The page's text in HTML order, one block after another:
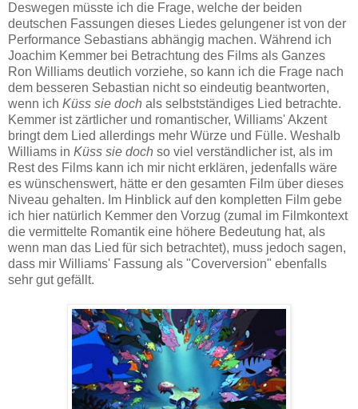
Deswegen müsste ich die Frage, welche der beiden
deutschen Fassungen dieses Liedes gelungener ist von der
Performance Sebastians abhängig machen. Während ich
Joachim Kemmer bei Betrachtung des Films als Ganzes
Ron Williams deutlich vorziehe, so kann ich die Frage nach
dem besseren Sebastian nicht so eindeutig beantworten,
wenn ich Küss sie doch als selbstständiges Lied betrachte.
Kemmer ist zärtlicher und romantischer, Williams' Akzent
bringt dem Lied allerdings mehr Würze und Fülle. Weshalb
Williams in Küss sie doch so viel verständlicher ist, als im
Rest des Films kann ich mir nicht erklären, jedenfalls wäre
es wünschenswert, hätte er den gesamten Film über dieses
Niveau gehalten. Im Hinblick auf den kompletten Film gebe
ich hier natürlich Kemmer den Vorzug (zumal im Filmkontext
die vermittelte Romantik eine höhere Bedeutung hat, als
wenn man das Lied für sich betrachtet), muss jedoch sagen,
dass mir Williams' Fassung als "Coverversion" ebenfalls
sehr gut gefällt.